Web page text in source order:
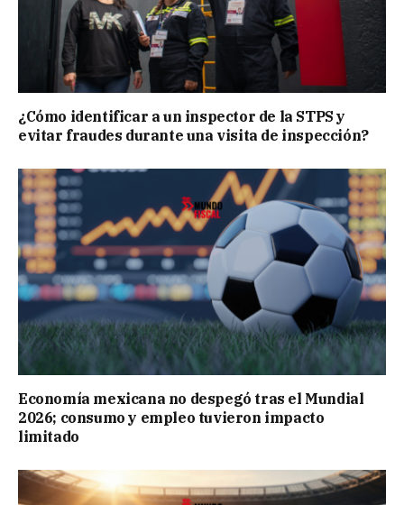
¿Cómo identificar a un inspector de la STPS y
evitar fraudes durante una visita de inspección?
Economía mexicana no despegó tras el Mundial
2026; consumo y empleo tuvieron impacto
limitado